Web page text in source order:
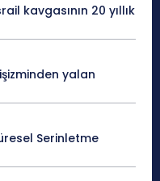
kavgasının 20 yıllık
yalan
Serinletme